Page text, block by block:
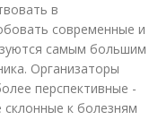
в
современные и
самым большим
Организаторы
перспективные -
к болезням